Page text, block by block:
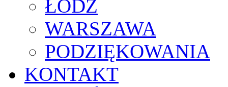
ŁÓDŹ
WARSZAWA
PODZIĘKOWANIA
KONTAKT